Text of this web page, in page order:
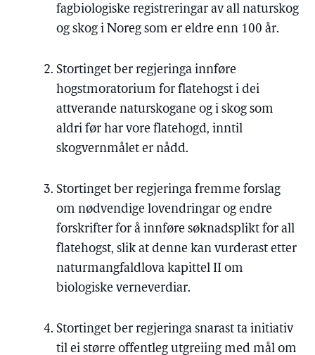
fagbiologiske registreringar av all naturskog
og skog i Noreg som er eldre enn 100 år.
Stortinget ber regjeringa innføre
hogstmoratorium for flatehogst i dei
attverande naturskogane og i skog som
aldri før har vore flatehogd, inntil
skogvernmålet er nådd.
Stortinget ber regjeringa fremme forslag
om nødvendige lovendringar og endre
forskrifter for å innføre søknadsplikt for all
flatehogst, slik at denne kan vurderast etter
naturmangfaldlova kapittel II om
biologiske verneverdiar.
Stortinget ber regjeringa snarast ta initiativ
til ei større offentleg utgreiing med mål om